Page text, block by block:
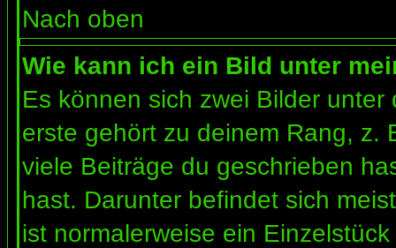
Nach oben
Wie kann ich ein Bild unter
Es können sich zwei Bilder
erste gehört zu deinem Rang, z.
viele Beiträge du geschrieben
hast. Darunter befindet sich
ist normalerweise ein